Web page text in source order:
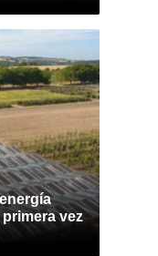
vez